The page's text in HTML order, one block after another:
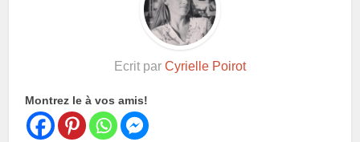
Ecrit par Cyrielle Poirot
Montrez le à vos amis!